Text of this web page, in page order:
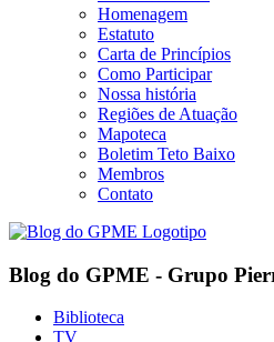
Homenagem
Estatuto
Carta de Princípios
Como Participar
Nossa história
Regiões de Atuação
Mapoteca
Boletim Teto Baixo
Membros
Contato
Blog do GPME - Grupo
Biblioteca
TV